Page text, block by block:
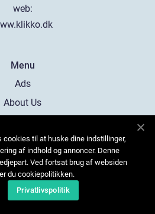
web:
Menu
Ads
About Us
Contact
Sitemap
cookies til at huske dine indstillinger,
af indhold og annoncer. Denne
Ved fortsat brug af websiden
du cookiepolitikken.
Privatlivspolitik